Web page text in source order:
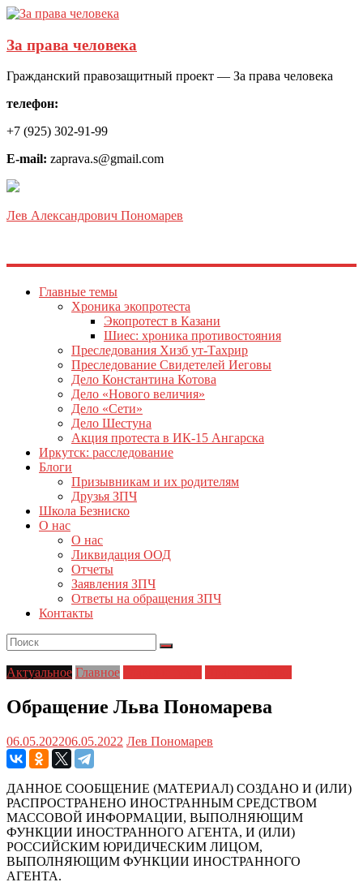
За права человека
Гражданский правозащитный проект — За права человека
телефон:
+7 (925) 302-91-99
E-mail: zaprava.s@gmail.com
Лев Александрович Пономарев
Главные темы
Хроника экопротеста
Экопротест в Казани
Шиес: хроника противостояния
Преследования Хизб ут-Тахрир
Преследование Свидетелей Иеговы
Дело Константина Котова
Дело «Нового величия»
Дело «Сети»
Дело Шестуна
Акция протеста в ИК-15 Ангарска
Иркутск: расследование
Блоги
Призывникам и их родителям
Друзья ЗПЧ
Школа Безниско
О нас
О нас
Ликвидация ООД
Отчеты
Заявления ЗПЧ
Ответы на обращения ЗПЧ
Контакты
Актуальное Главное
Обращение Льва Пономарева
06.05.202206.05.2022 Лев Пономарев
ДАННОЕ СООБЩЕНИЕ (МАТЕРИАЛ) СОЗДАНО И (ИЛИ)
РАСПРОСТРАНЕНО ИНОСТРАННЫМ СРЕДСТВОМ
МАССОВОЙ ИНФОРМАЦИИ, ВЫПОЛНЯЮЩИМ
ФУНКЦИИ ИНОСТРАННОГО АГЕНТА, И (ИЛИ)
РОССИЙСКИМ ЮРИДИЧЕСКИМ ЛИЦОМ,
ВЫПОЛНЯЮЩИМ ФУНКЦИИ ИНОСТРАННОГО
АГЕНТА.